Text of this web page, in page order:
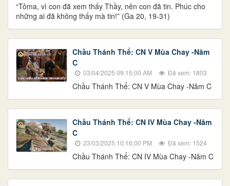
“Tôma, vì con đã xem thấy Thầy, nên con đã tin. Phúc cho
những ai đã không thấy mà tin!” (Ga 20, 19-31)
Chầu Thánh Thể: CN V Mùa Chay -Năm
C
03/04/2025 09:15:00 AM Đã xem: 1803
Chầu Thánh Thể: CN V Mùa Chay -Năm C
Chầu Thánh Thể: CN IV Mùa Chay -Năm
C
23/03/2025 10:16:00 PM Đã xem: 1524
Chầu Thánh Thể: CN IV Mùa Chay -Năm C